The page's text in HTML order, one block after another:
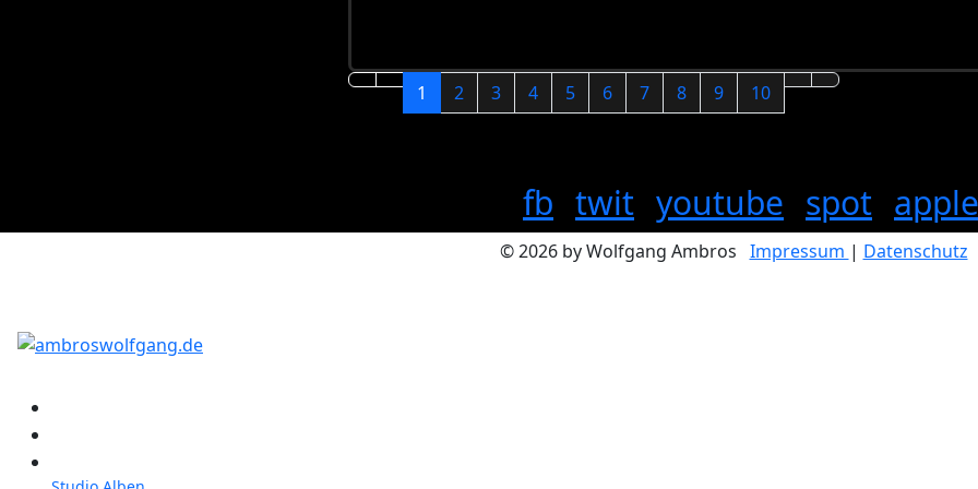
1 2 3 4 5 6 7 8 9 10
fb twit youtube spot apple
© 2026 by Wolfgang Ambros Impressum | Datenschutz